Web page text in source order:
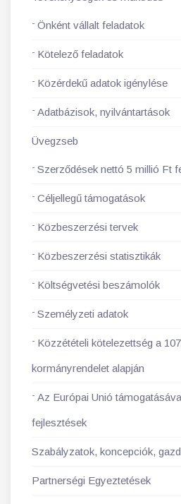
Önként vállalt feladatok
Kötelező feladatok
Közérdekű adatok igénylése
Adatbázisok, nyilvántartások
Üvegzseb
Szerződések nettó 5 millió Ft
Céljellegű támogatások
Közbeszerzési tervek
Közbeszerzési statisztikák
Költségvetési beszámolók
Személyzeti adatok
Közzétételi kötelezettség a
kormányrendelet alapján
Az Európai Unió
fejlesztések
Szabályzatok, koncepciók,
Partnerségi Egyeztetések